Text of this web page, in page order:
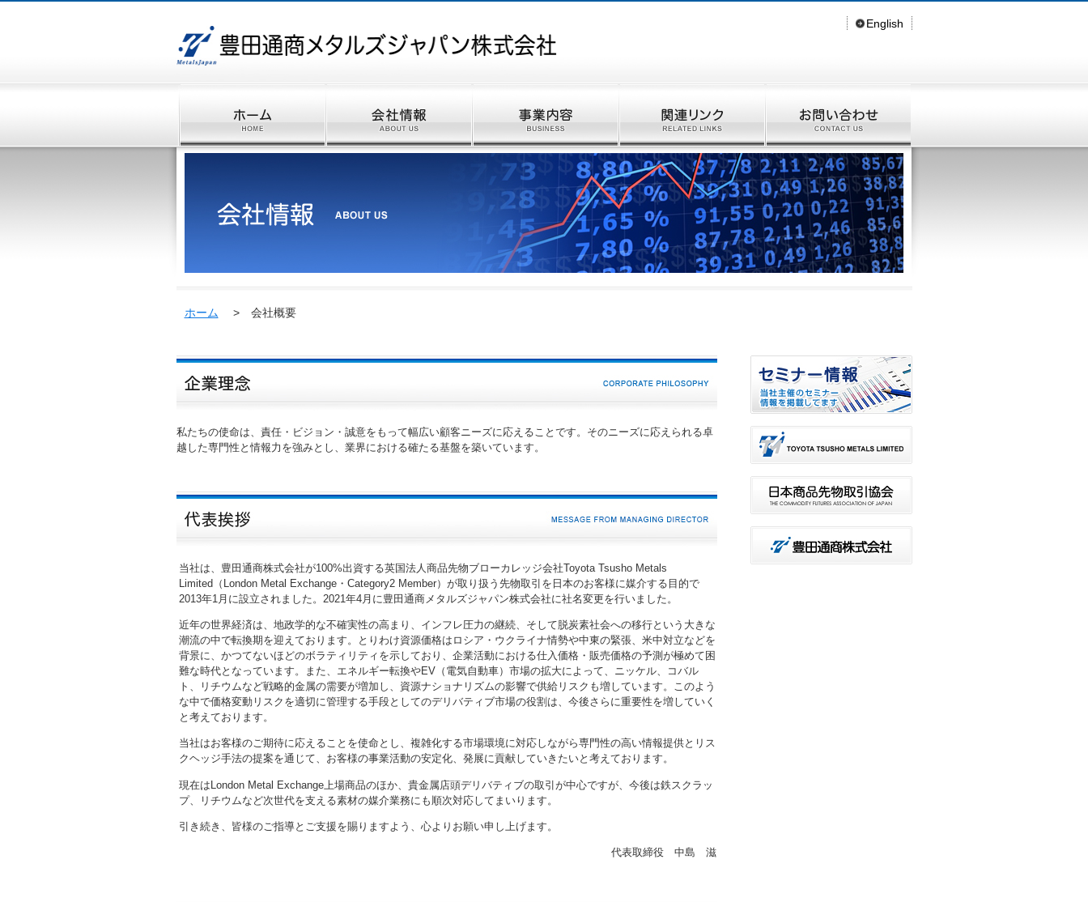
English
ホーム > 会社概要
私たちの使命は、責任・ビジョン・誠意をもって幅広い顧客ニーズに応えることです。そのニーズに応えられる卓
越した専門性と情報力を強みとし、業界における確たる基盤を築いています。
当社は、豊田通商株式会社が100%出資する英国法人商品先物ブローカレッジ会社Toyota Tsusho Metals
Limited（London Metal Exchange・Category2 Member）が取り扱う先物取引を日本のお客様に媒介する目的で
2013年1月に設立されました。2021年4月に豊田通商メタルズジャパン株式会社に社名変更を行いました。
近年の世界経済は、地政学的な不確実性の高まり、インフレ圧力の継続、そして脱炭素社会への移行という大きな
潮流の中で転換期を迎えております。とりわけ資源価格はロシア・ウクライナ情勢や中東の緊張、米中対立などを
背景に、かつてないほどのボラティリティを示しており、企業活動における仕入価格・販売価格の予測が極めて困
難な時代となっています。また、エネルギー転換やEV（電気自動車）市場の拡大によって、ニッケル、コバル
ト、リチウムなど戦略的金属の需要が増加し、資源ナショナリズムの影響で供給リスクも増しています。このよう
な中で価格変動リスクを適切に管理する手段としてのデリバティブ市場の役割は、今後さらに重要性を増していく
と考えております。
当社はお客様のご期待に応えることを使命とし、複雑化する市場環境に対応しながら専門性の高い情報提供とリス
クヘッジ手法の提案を通じて、お客様の事業活動の安定化、発展に貢献していきたいと考えております。
現在はLondon Metal Exchange上場商品のほか、貴金属店頭デリバティブの取引が中心ですが、今後は鉄スクラッ
プ、リチウムなど次世代を支える素材の媒介業務にも順次対応してまいります。
引き続き、皆様のご指導とご支援を賜りますよう、心よりお願い申し上げます。
代表取締役 中島 滋